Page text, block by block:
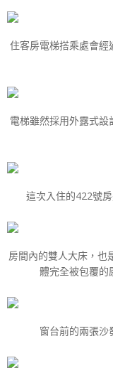
住客房電梯搭乘處會
電梯雖然採用外露式
這次入住的422號
房間內的雙人大床，
體完全被包覆的
窗台前的兩張沙